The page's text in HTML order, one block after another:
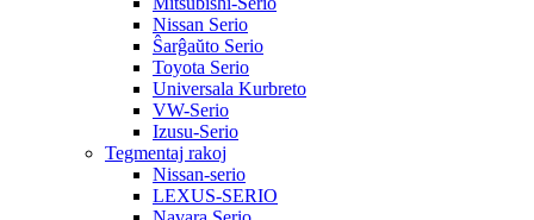
Nissan Serio
Ŝarĝaŭto Serio
Toyota Serio
Universala Kurbreto
VW-Serio
Izusu-Serio
Tegmentaj rakoj
Nissan-serio
LEXUS-SERIO